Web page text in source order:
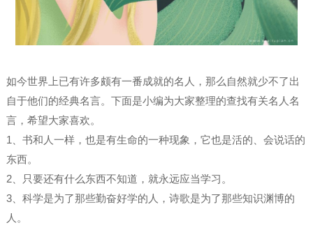
如今世界上已有许多颇有一番成就的名人，那么自然就少不了出
自于他们的经典名言。下面是小编为大家整理的查找有关名人名
言，希望大家喜欢。
1、书和人一样，也是有生命的一种现象，它也是活的、会说话的
东西。
2、只要还有什么东西不知道，就永远应当学习。
3、科学是为了那些勤奋好学的人，诗歌是为了那些知识渊博的
人。